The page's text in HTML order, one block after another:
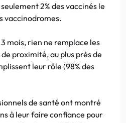
2% des vaccinés le
vaccinodromes.
mois, rien ne remplace les
proximité, au plus près de
leur rôle (98% des
de santé ont montré
à leur faire confiance pour